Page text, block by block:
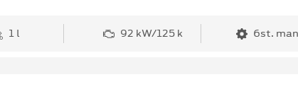
1 l 92 kW/125 k 6st.